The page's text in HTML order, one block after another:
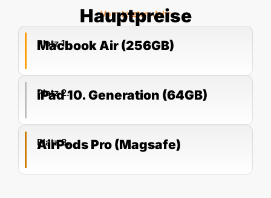
Vom letzten Jahr
Hauptpreise
Platz 1.
Macbook Air (256GB)
Platz 2.
iPad 10. Generation (64GB)
Platz 3.
AirPods Pro (Magsafe)